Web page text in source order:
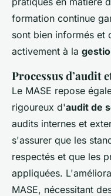
formation continue
sont bien informés et
activement à la
Processus d’audit
Le MASE repose
rigoureux d'audit de
audits internes et
s'assurer que les
respectés et que les
appliquées.
MASE, nécessitant